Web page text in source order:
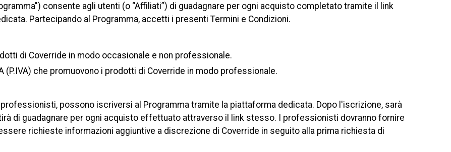
consente agli utenti (o “Affiliati”) di guadagnare per ogni acquisto completato tramite il link
Partecipando al Programma, accetti i presenti Termini e Condizioni.
di Coverride in modo occasionale e non professionale.
che promuovono i prodotti di Coverride in modo professionale.
possono iscriversi al Programma tramite la piattaforma dedicata. Dopo l'iscrizione, sarà
di guadagnare per ogni acquisto effettuato attraverso il link stesso. I professionisti dovranno fornire
richieste informazioni aggiuntive a discrezione di Coverride in seguito alla prima richiesta di